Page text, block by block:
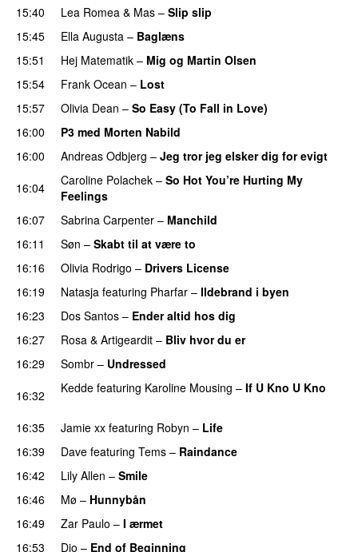
15:40 Lea Romea & Mas – Slip slip
15:45 Ella Augusta – Baglæns
15:51
Hej Matematik – Mig og Martin Olsen
15:54 Frank Ocean – Lost
15:57
Olivia Dean – So Easy (To Fall in Love)
16:00
P3 med Morten Nabild
16:00
Andreas Odbjerg – Jeg tror jeg elsker dig for evigt
16:04
Caroline Polachek – So Hot You’re Hurting My
Feelings
16:07 Sabrina Carpenter – Manchild
16:11
Søn – Skabt til at være to
16:16
Olivia Rodrigo – Drivers License
16:19
Natasja featuring Pharfar – Ildebrand i byen
16:23 Dos Santos – Ender altid hos dig
16:27
Rosa & Artigeardit – Bliv hvor du er
16:29 Sombr – Undressed
16:32 Kedde featuring Karoline Mousing – If U Kno U Kno
16:35 Jamie xx featuring Robyn – Life
16:39 Dave featuring Tems – Raindance
16:42
Lily Allen – Smile
16:46 Mø – Hunnybån
16:49
Zar Paulo – I ærmet
16:53
Djo – End of Beginning